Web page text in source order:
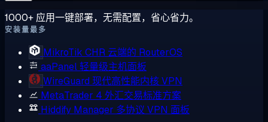
1000+ 应用一键部署，无需配置，省心省力。
安装量最多
MikroTik CHR 云端的 RouterOS
aaPanel轻量级主机面板
WireGuard 现代高性能内核 VPN
MetaTrader 4 外汇交易标准方案
Hiddify Manager 多协议 VPN 面板